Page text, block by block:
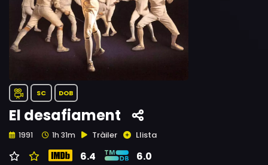
SC DOB
El desafiament
1991 1h 31m Tràiler Llista
6.4 6.0